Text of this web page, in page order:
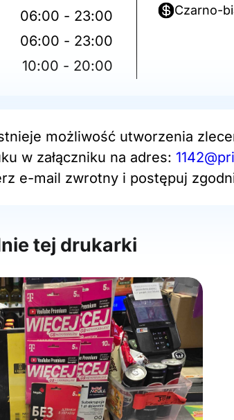
06:00 - 23:00
06:00 - 23:00
10:00 - 20:00
Czarno-
możliwość utworzenia
w załączniku na adres:
e-mail zwrotny i postępuj
tej drukarki